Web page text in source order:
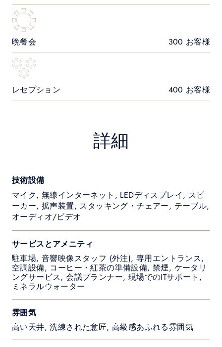
晩餐会 300 お客様
レセプション 400 お客様
詳細
技術設備
マイク, 無線インターネット, LEDディスプレイ, スピ
ーカー, 拡声装置, スタッキング・チェアー, テーブル,
オーディオ/ビデオ
サービスとアメニティ
駐車場, 音響映像スタッフ (外注), 専用エントランス,
空調設備, コーヒー・紅茶の準備設備, 禁煙, ケータリ
ングサービス, 会議プランナー, 現場でのITサポート,
ミネラルウォーター
雰囲気
高い天井, 洗練された意匠, 高級感あふれる雰囲気